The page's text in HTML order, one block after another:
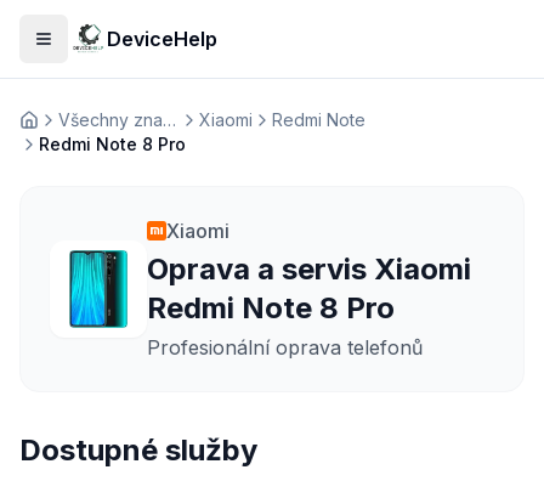
Otevřít menuDeviceHelp
Домашня Všechny značky Xiaomi
Redmi Note
Redmi Note 8 Pro
Xiaomi
Oprava a servis Xiaomi
Redmi Note 8 Pro
Profesionální oprava telefonů
Dostupné služby